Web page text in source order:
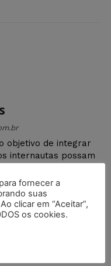
objetivo de integrar
internautas possam
nosso Portal.
fornecer a
suas
clicar em “Aceitar”,
os cookies.